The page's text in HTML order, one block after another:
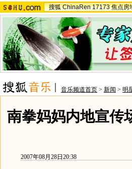
搜狐 ChinaRen 17173 焦点房
音乐频道首页 > 新闻 > 明
南拳妈妈内地宣传
2007年08月28日20:38